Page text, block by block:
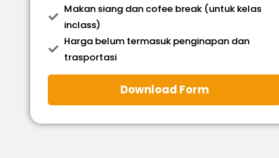
Makan siang dan cofee break (untuk kelas
inclass)
Harga belum termasuk penginapan dan
trasportasi
Download Form